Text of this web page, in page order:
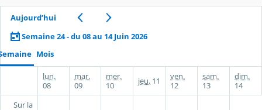
Aujourd’hui
Semaine 24 - du 08 au 14 Juin 2026
Mois
lun.
08
mar.
09
mer.
10
jeu. 11
ven.
12
sam.
13
dim.
14
Sur la